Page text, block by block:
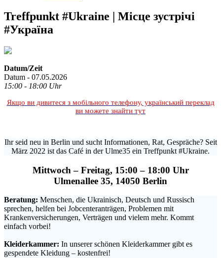
Treffpunkt #Ukraine | Місце зустрічі
#Україна
Datum/Zeit
Datum - 07.05.2026
15:00 - 18:00 Uhr
Якщо ви дивитеся з мобільного телефону, український переклад
ви можете знайти тут
Ihr seid neu in Berlin und sucht Informationen, Rat, Gespräche? Seit
März 2022 ist das Café in der Ulme35 ein Treffpunkt #Ukraine.
Mittwoch – Freitag, 15:00 – 18:00 Uhr
Ulmenallee 35, 14050 Berlin
Beratung: Menschen, die Ukrainisch, Deutsch und Russisch
sprechen, helfen bei Jobcenteranträgen, Problemen mit
Krankenversicherungen, Verträgen und vielem mehr. Kommt
einfach vorbei!
Kleiderkammer: In unserer schönen Kleiderkammer gibt es
gespendete Kleidung – kostenfrei!